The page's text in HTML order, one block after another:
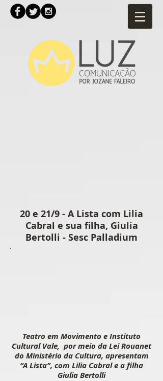
20 e 21/9 - A Lista com Lilia
Cabral e sua filha, Giulia
Bertolli - Sesc Palladium
Teatro em Movimento e Instituto
Cultural Vale, por meio da Lei Rouanet
do Ministério da Cultura, apresentam
“A Lista”, com Lilia Cabral e a filha
Giulia Bertolli